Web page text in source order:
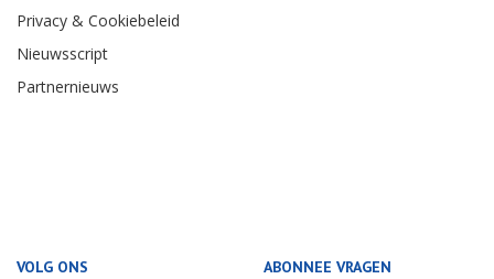
Privacy & Cookiebeleid
Nieuwsscript
Partnernieuws
VOLG ONS ABONNEE VRAGEN